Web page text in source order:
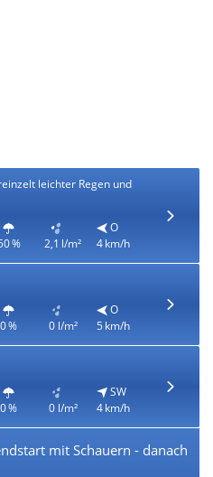
leichter Regen und
% 2,1 l/m²
O
4 km/h
0 % 0 l/m²
O
5 km/h
0 % 0 l/m²
SW
4 km/h
mit Schauern - danach